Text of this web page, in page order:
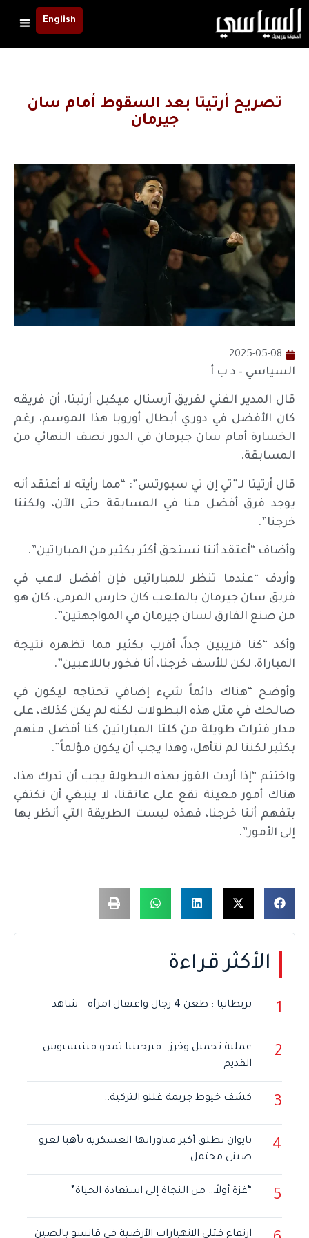
English
تصريح أرتيتا بعد السقوط أمام سان
جيرمان
2025-05-08
السياسي – د ب أ
قال المدير الفني لفريق آرسنال ميكيل أرتيتا، أن فريقه
كان الأفضل في دوري أبطال أوروبا هذا الموسم، رغم
الخسارة أمام سان جيرمان في الدور نصف النهائي من
المسابقة.
قال أرتيتا لـ”تي إن تي سبورتس”: “مما رأيته لا أعتقد أنه
يوجد فرق أفضل منا في المسابقة حتى الآن، ولكننا
خرجنا”.
وأضاف “أعتقد أننا نستحق أكثر بكثير من المباراتين”.
وأردف “عندما تنظر للمباراتين فإن أفضل لاعب في
فريق سان جيرمان بالملعب كان حارس المرمى، كان هو
من صنع الفارق لسان جيرمان في المواجهتين”.
وأكد “كنا قريبين جداً، أقرب بكثير مما تظهره نتيجة
المباراة، لكن للأسف خرجنا، أنا فخور باللاعبين”.
وأوضح “هناك دائماً شيء إضافي تحتاجه ليكون في
صالحك في مثل هذه البطولات لكنه لم يكن كذلك، على
مدار فترات طويلة من كلتا المباراتين كنا أفضل منهم
بكثير لكننا لم نتأهل، وهذا يجب أن يكون مؤلماً”.
واختتم “إذا أردت الفوز بهذه البطولة يجب أن تدرك هذا،
هناك أمور معينة تقع على عاتقنا، لا ينبغي أن نكتفي
بتفهم أننا خرجنا، فهذه ليست الطريقة التي أنظر بها
إلى الأمور”.
الأكثر قراءة
1 بريطانيا : طعن 4 رجال واعتقال امرأة – شاهد
2
عملية تجميل وخرز.. فيرجينيا تمحو فينيسيوس
القديم
3 كشف خيوط جريمة غللو التركية..
4
تايوان تطلق أكبر مناوراتها العسكرية تأهبا لغزو
صيني محتمل
5 “غزة أولاً… من النجاة إلى استعادة الحياة”
ارتفاع قتلى الانهيارات الأرضية في قانسو بالصين